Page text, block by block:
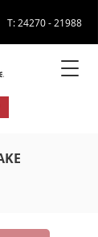
Τ: 24270 - 21988